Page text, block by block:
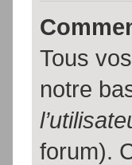
Tous
notre
forum).